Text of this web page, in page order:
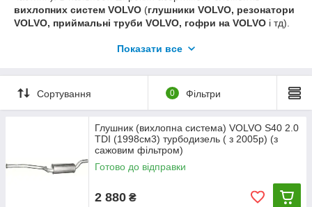
вихлопних систем VOLVO (глушники VOLVO, резонатори
VOLVO, приймальні труби VOLVO, гофри на VOLVO і тд).
вихлопні системи з алюминизированой (легованої) стали
оптимальний варіант, виходячи зі співвідношення ціна-якість.
Якщо ви шукаєте більш дешевий варіант, але не знаходите
його на сайті - телефонуйте, і ми в телефонному режимі
вітчизняного виробництва.
096-097-97-11
Показати все
Сортування 0 Фільтри
Глушник (вихлопна система) VOLVO S40 2.0
TDI (1998см3) турбодизель ( з 2005р) (з
сажовим фільтром)
Готово до відправки
2 880 ₴